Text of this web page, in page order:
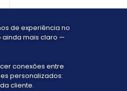
de experiência no
ainda mais claro —
conexões entre
personalizados:
cliente.